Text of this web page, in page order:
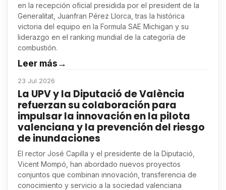
en la recepción oficial presidida por el president de la
Generalitat, Juanfran Pérez Llorca, tras la histórica
victoria del equipo en la Formula SAE Michigan y su
liderazgo en el ranking mundial de la categoría de
combustión.
Leer más→
23 Jul 2026
La UPV y la Diputació de València
refuerzan su colaboración para
impulsar la innovación en la pilota
valenciana y la prevención del riesgo
de inundaciones
El rector José Capilla y el presidente de la Diputació,
Vicent Mompó, han abordado nuevos proyectos
conjuntos que combinan innovación, transferencia de
conocimiento y servicio a la sociedad valenciana